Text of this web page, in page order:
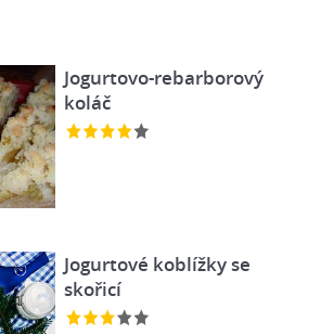
Jogurtovo-rebarborový
koláč
Jogurtové koblížky se
skořicí